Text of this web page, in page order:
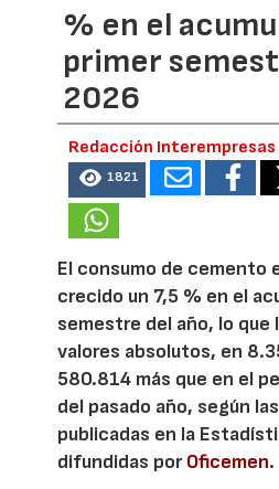
% en el
primer
2026
Redacción Interempresas
1821
El consumo de cemento
crecido un 7,5 % en el
semestre del año, lo que
valores absolutos, en
580.814 más que en el
del pasado año, según
publicadas en la
difundidas porOficemen.